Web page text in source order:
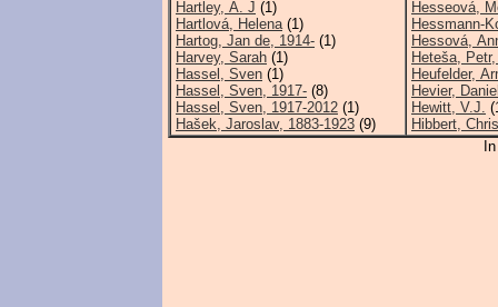
Hartley, A. J (1)
Hartlová, Helena(1)
Hartog, Jan de, 1914- (1)
Harvey, Sarah (1)
Hassel, Sven (1)
Hassel, Sven, 1917- (8)
Hassel, Sven, 1917-2012 (1)
Hašek, Jaroslav, 1883-1923 (9)
Hesseová,
Hessmann-
Hessová,
Heteša,
Heufelder,
Hevier,
Hewitt, V.J.
Hibbert,